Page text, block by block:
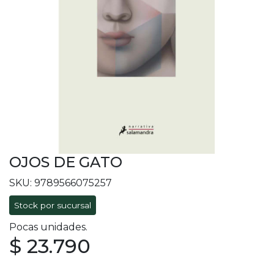
OJOS DE GATO
SKU: 9789566075257
Stock por sucursal
Pocas unidades.
$ 23.790